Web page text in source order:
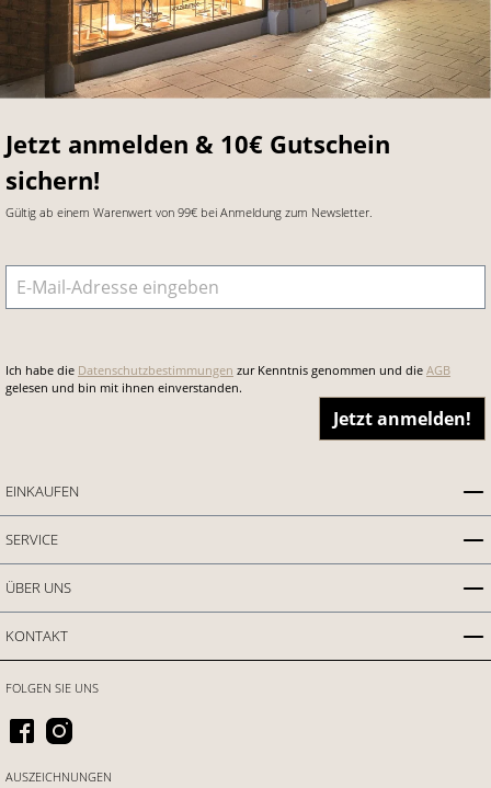
Jetzt anmelden & 10€ Gutschein
sichern!
Gültig ab einem Warenwert von 99€ bei Anmeldung zum Newsletter.
E-Mail-Adresse
Ich habe die Datenschutzbestimmungen zur Kenntnis genommen und die AGB
gelesen und bin mit ihnen einverstanden.
Jetzt anmelden!
EINKAUFEN
SERVICE
ÜBER UNS
KONTAKT
FOLGEN SIE UNS
AUSZEICHNUNGEN